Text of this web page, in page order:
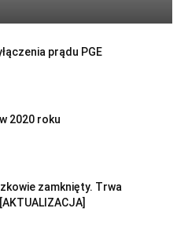
prądu PGE
2020 roku
zamknięty. Trwa